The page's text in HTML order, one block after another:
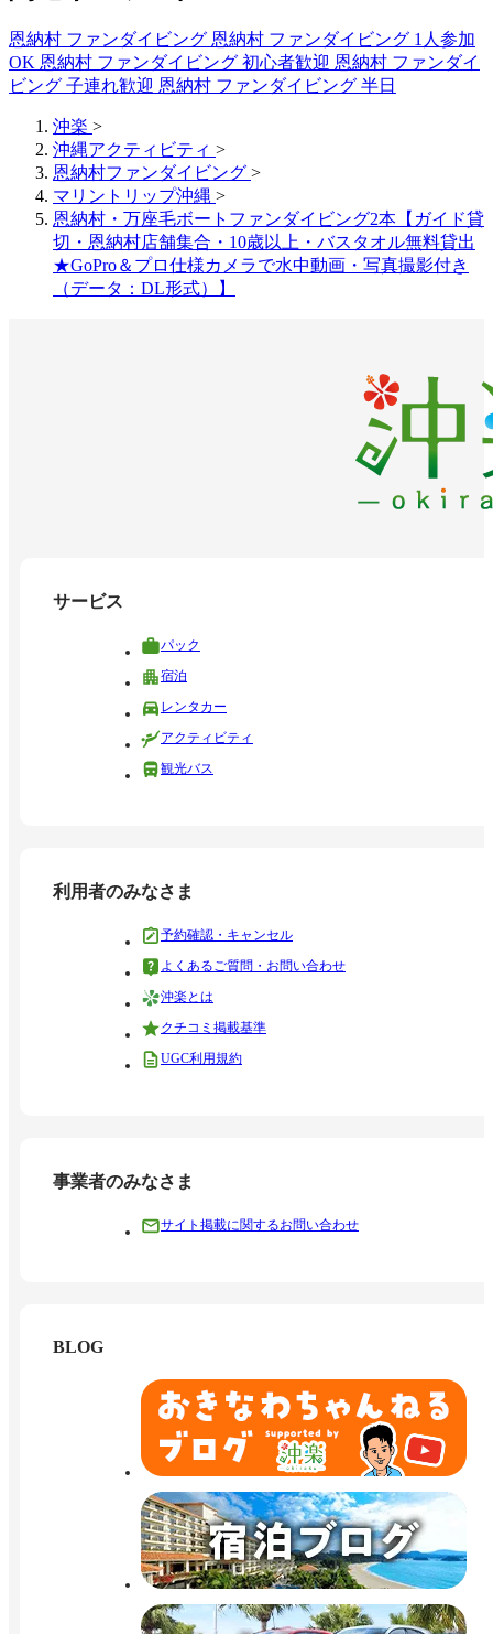
恩納村 ファンダイビング 恩納村 ファンダイビング 1人参加
OK 恩納村 ファンダイビング 初心者歓迎 恩納村 ファンダイ
ビング 子連れ歓迎 恩納村 ファンダイビング 半日
沖楽 >
沖縄アクティビティ >
恩納村ファンダイビング >
マリントリップ沖縄 >
恩納村・万座毛ボートファンダイビング2本【ガイド貸
切・恩納村店舗集合・10歳以上・バスタオル無料貸出
★GoPro＆プロ仕様カメラで水中動画・写真撮影付き
（データ：DL形式）】
サービス
パック
宿泊
レンタカー
アクティビティ
観光バス
利用者のみなさま
予約確認・キャンセル
よくあるご質問・お問い合わせ
沖楽とは
クチコミ掲載基準
UGC利用規約
事業者のみなさま
サイト掲載に関するお問い合わせ
BLOG